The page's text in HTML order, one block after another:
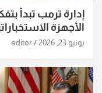
إدارة ترمب تبدأ
الأجهزة
يونيو 23, 2026 editor